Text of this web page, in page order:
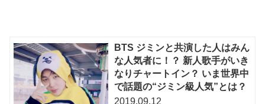
BTS ジミンと共演した人はみん
な人気者に！？ 新人歌手がいき
なりチャートイン？ いま世界中
で話題の“ジミン級人気”とは？
2019.09.12